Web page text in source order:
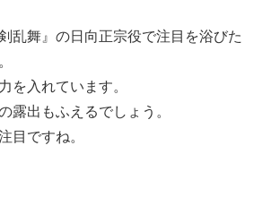
乱舞』の日向正宗役で注目を浴びた
を入れています。
露出もふえるでしょう。
目ですね。